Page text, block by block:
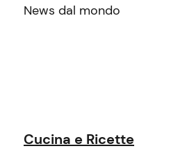
News dal mondo
Cucina e Ricette